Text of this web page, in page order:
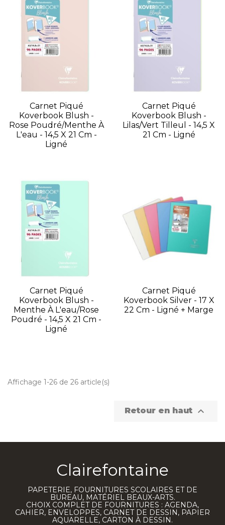
Carnet Piqué
Koverbook Blush -
Rose Poudré/Menthe À
L'eau - 14,5 X 21 Cm -
Ligné
Carnet Piqué
Koverbook Blush -
Lilas/Vert Tilleul - 14,5 X
21 Cm - Ligné
Carnet Piqué
Koverbook Blush -
Menthe À L'eau/Rose
Poudré - 14,5 X 21 Cm -
Ligné
Carnet Piqué
Koverbook Silver - 17 X
22 Cm - Ligné + Marge
Affichage 1-26 de 26 article(s)
Retour en haut 
Clairefontaine
PAPETERIE, FOURNITURES SCOLAIRES ET DE
BUREAU, MATÉRIEL BEAUX-ARTS.
CHOIX COMPLET DE FOURNITURES : AGENDA,
CAHIER, ENVELOPPES, CARNET DE DESSIN, PAPIER
AQUARELLE, CARTON À DESSIN.